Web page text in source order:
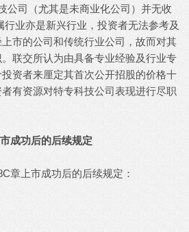
公司（尤其是未商业化公司）并无收
行业亦是新兴行业，投资者无法参考及
市的公司和传统行业公司，故而对其
联交所认为由具备专业经验及行业专
资者来厘定其首次公开招股的价格十
有资源对特专科技公司表现进行尽职
成功后的后续规定
章上市成功后的后续规定：